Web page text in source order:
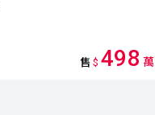
售 $498 萬